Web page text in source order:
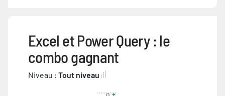
Excel et Power Query : le
combo gagnant
Niveau : Tout niveau